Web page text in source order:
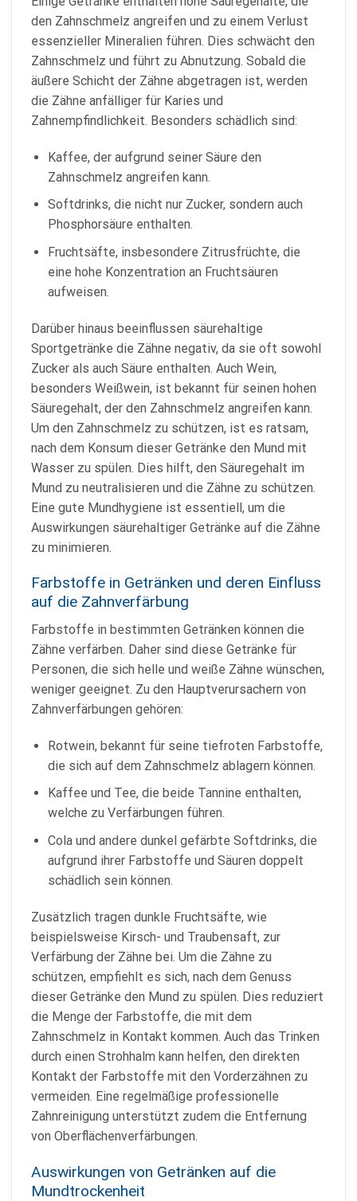
den Zahnschmelz angreifen und zu einem Verlust
essenzieller Mineralien führen. Dies schwächt den
Zahnschmelz und führt zu Abnutzung. Sobald die
äußere Schicht der Zähne abgetragen ist, werden
die Zähne anfälliger für Karies und
Zahnempfindlichkeit. Besonders schädlich sind:
Kaffee, der aufgrund seiner Säure den
Zahnschmelz angreifen kann.
Softdrinks, die nicht nur Zucker, sondern auch
Phosphorsäure enthalten.
Fruchtsäfte, insbesondere Zitrusfrüchte, die
eine hohe Konzentration an Fruchtsäuren
aufweisen.
Darüber hinaus beeinflussen säurehaltige
Sportgetränke die Zähne negativ, da sie oft sowohl
Zucker als auch Säure enthalten. Auch Wein,
besonders Weißwein, ist bekannt für seinen hohen
Säuregehalt, der den Zahnschmelz angreifen kann.
Um den Zahnschmelz zu schützen, ist es ratsam,
nach dem Konsum dieser Getränke den Mund mit
Wasser zu spülen. Dies hilft, den Säuregehalt im
Mund zu neutralisieren und die Zähne zu schützen.
Eine gute Mundhygiene ist essentiell, um die
Auswirkungen säurehaltiger Getränke auf die Zähne
zu minimieren.
Farbstoffe in Getränken und deren Einfluss
auf die Zahnverfärbung
Farbstoffe in bestimmten Getränken können die
Zähne verfärben. Daher sind diese Getränke für
Personen, die sich helle und weiße Zähne wünschen,
weniger geeignet. Zu den Hauptverursachern von
Zahnverfärbungen gehören:
Rotwein, bekannt für seine tiefroten Farbstoffe,
die sich auf dem Zahnschmelz ablagern können.
Kaffee und Tee, die beide Tannine enthalten,
welche zu Verfärbungen führen.
Cola und andere dunkel gefärbte Softdrinks, die
aufgrund ihrer Farbstoffe und Säuren doppelt
schädlich sein können.
Zusätzlich tragen dunkle Fruchtsäfte, wie
beispielsweise Kirsch- und Traubensaft, zur
Verfärbung der Zähne bei. Um die Zähne zu
schützen, empfiehlt es sich, nach dem Genuss
dieser Getränke den Mund zu spülen. Dies reduziert
die Menge der Farbstoffe, die mit dem
Zahnschmelz in Kontakt kommen. Auch das Trinken
durch einen Strohhalm kann helfen, den direkten
Kontakt der Farbstoffe mit den Vorderzähnen zu
vermeiden. Eine regelmäßige professionelle
Zahnreinigung unterstützt zudem die Entfernung
von Oberflächenverfärbungen.
Auswirkungen von Getränken auf die
Mundtrockenheit